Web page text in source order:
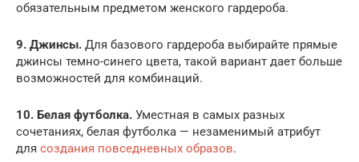
обязательным предметом женского гардероба.
9. Джинсы. Для базового гардероба выбирайте прямые
джинсы темно-синего цвета, такой вариант дает больше
возможностей для комбинаций.
10. Белая футболка. Уместная в самых разных
сочетаниях, белая футболка — незаменимый атрибут
для создания повседневных образов.